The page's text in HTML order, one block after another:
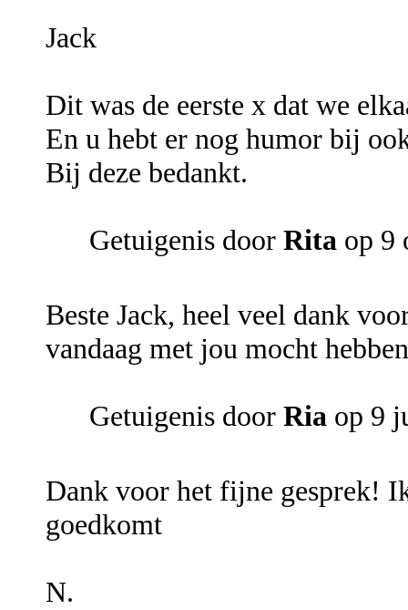
Jack
Dit was de eerste x dat we
En u hebt er nog humor bij
Bij deze bedankt.
Getuigenis door Rita op 9
Beste Jack, heel veel dank
vandaag met jou mocht
Getuigenis door Ria op 9
Dank voor het fijne gesprek!
goedkomt
N.